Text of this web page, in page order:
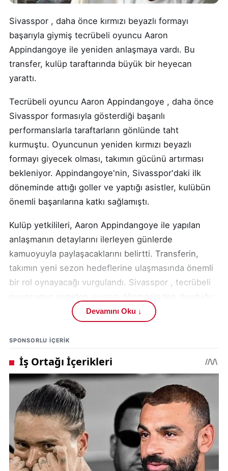
Sivasspor , daha önce kırmızı beyazlı formayı
başarıyla giymiş tecrübeli oyuncu Aaron
Appindangoye ile yeniden anlaşmaya vardı. Bu
transfer, kulüp taraftarında büyük bir heyecan
yarattı.
Tecrübeli oyuncu Aaron Appindangoye , daha önce
Sivasspor formasıyla gösterdiği başarılı
performanslarla taraftarların gönlünde taht
kurmuştu. Oyuncunun yeniden kırmızı beyazlı
formayı giyecek olması, takımın gücünü artırması
bekleniyor. Appindangoye'nin, Sivasspor'daki ilk
döneminde attığı goller ve yaptığı asistler, kulübün
önemli başarılarına katkı sağlamıştı.
Kulüp yetkilileri, Aaron Appindangoye ile yapılan
anlaşmanın detaylarını ilerleyen günlerde
kamuoyuyla paylaşacaklarını belirtti. Transferin,
takımın yeni sezon hedeflerine ulaşmasında önemli
bir rol oynayacağı vurgulandı. Sivasspor , tecrübeli
memnuniyeti dile getirdi.
Sivasspor taraftarı, Aaron Appindangoye 'nin
yeniden takıma katılmasıyla büyük bir heyecan
yaşadı. Sosyal medyada "Yuvana hoş geldin Aaron
Appindangoye" mesajları yoğunlaşırken, taraftarlar
oyuncunun performansını özlediklerini belirttiler.
Appindangoye'nin takıma olan katkısı ve deneyimi,
yeni sezon için umut vadetti.
Devamını Oku ↓
SPONSORLU IÇERIK